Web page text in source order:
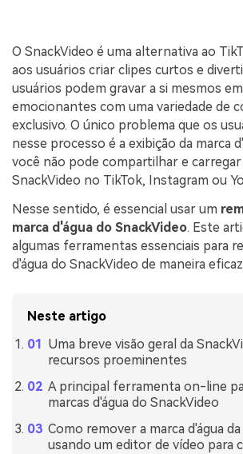
O SnackVideo é uma alternativa ao
aos usuários criar clipes curtos e
usuários podem gravar a si mesmos
emocionantes com uma variedade de
exclusivo. O único problema que os
nesse processo é a exibição da marca
você não pode compartilhar e
SnackVideo no TikTok, Instagram ou
Nesse sentido, é essencial usar um
marca d'água do SnackVideo. Este
algumas ferramentas essenciais para
d'água do SnackVideo de maneira
Neste artigo
Uma breve visão geral da
recursos proeminentes
A principal ferramenta on-line
marcas d'água do SnackVideo
Como remover a marca d'água
usando um editor de vídeo para